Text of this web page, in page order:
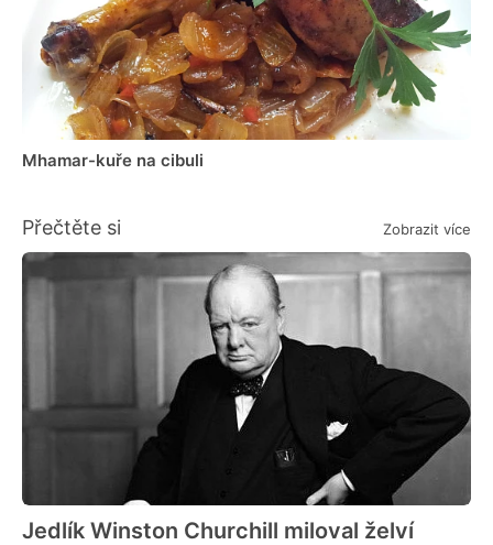
Mhamar-kuře na cibuli
Přečtěte si Zobrazit více
Jedlík Winston Churchill miloval želví